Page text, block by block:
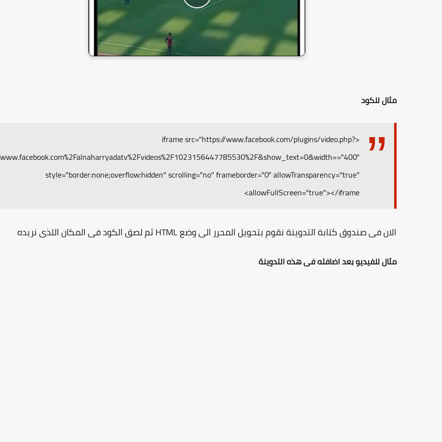
مثال للكود
<iframe src="https://www.facebook.com/plugins/video.php?
style="border:none;overflow:hidden" scrolling="no" frameborder="0" allowTransparency="true"
allowFullScreen="true"></iframe>
الان فى صندوق كتابة التدوينة نقوم بتحويل المحرر الى وضع HTML ثم لصق الكود فى المكان اللذى نريده
مثال للفيديو بعد اضافته فى هذه التدوينة